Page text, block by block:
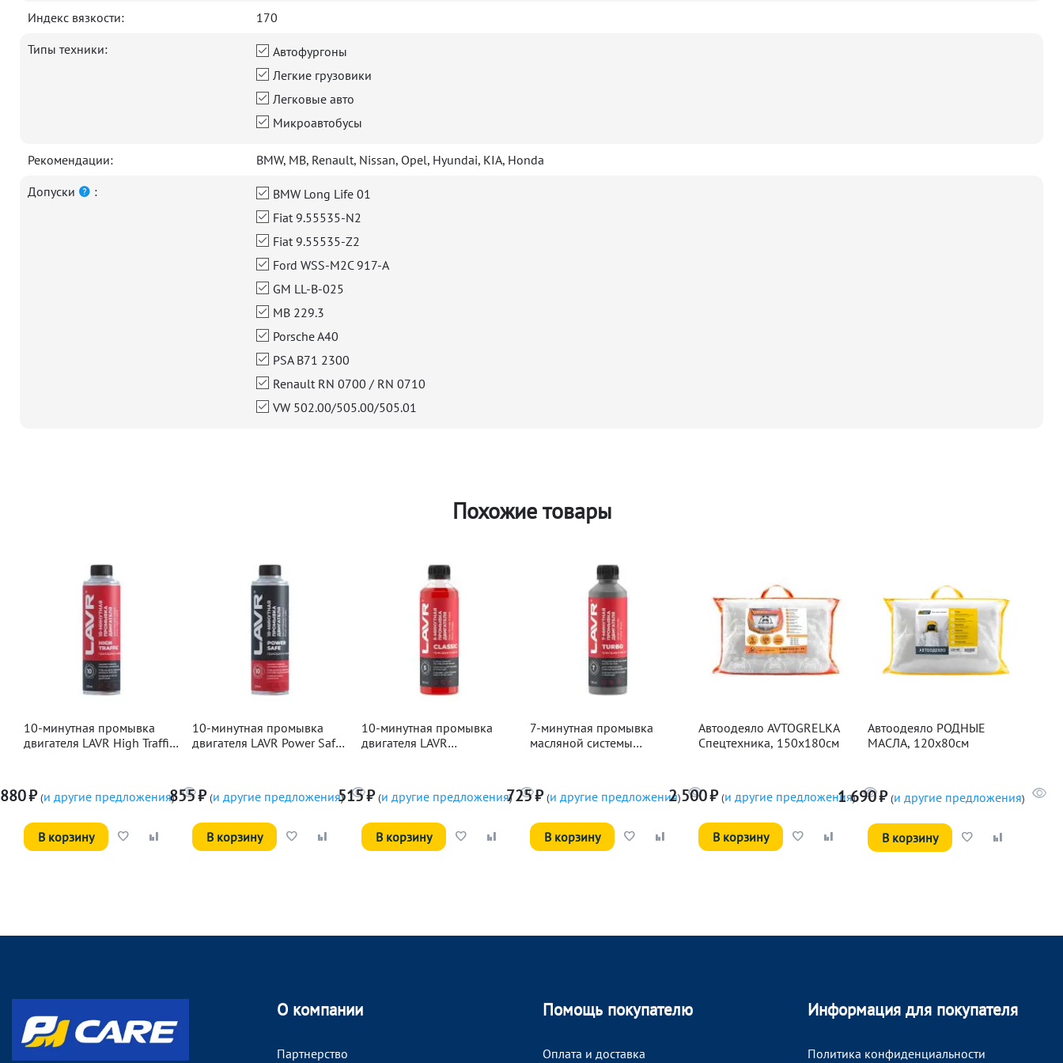
Индекс вязкости:
170
Типы техники:
Автофургоны
Легкие грузовики
Легковые авто
Микроавтобусы
Рекомендации:
BMW, MB, Renault, Nissan, Opel, Hyundai, KIA, Honda
Допуски
:
BMW Long Life 01
Fiat 9.55535-N2
Fiat 9.55535-Z2
Ford WSS-M2C 917-A
GM LL-B-025
MB 229.3
Porsche A40
PSA B71 2300
Renault RN 0700 / RN 0710
VW 502.00/505.00/505.01
Похожие товары
10-минутная промывка
двигателя LAVR High Traffic,
880₽ (и другие предложения)
В корзину
10-минутная промывка
двигателя LAVR Power Safe,
855₽ (и другие предложения)
В корзину
10-минутная промывка
двигателя LAVR
515₽ (и другие предложения)
В корзину
7-минутная промывка
масляной системы
725₽ (и другие предложения)
В корзину
Автоодеяло AVTOGRELKA
Спецтехника, 150х180см
2 500₽ (и другие предложения)
В корзину
Автоодеяло РОДНЫЕ
МАСЛА, 120х80см
1 690₽ (и другие предложения)
В корзину
О компании
Партнерство
Помощь покупателю
Оплата и доставка
Информация для покупателя
Политика конфиденциальности